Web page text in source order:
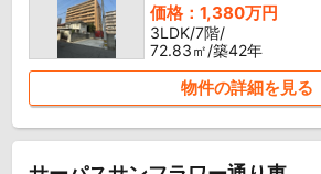
価格：1,380万円
3LDK/7階/
72.83㎡/築42年
物件の詳細を見る